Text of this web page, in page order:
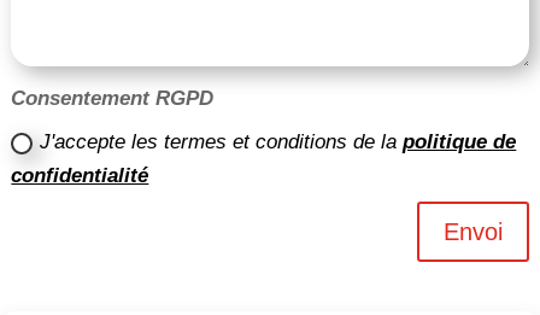
Consentement RGPD
J'accepte les termes et conditions de lapolitique de
confidentialité
Envoi